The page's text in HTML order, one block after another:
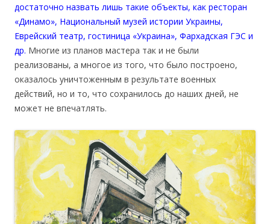
достаточно назвать лишь такие объекты, как ресторан
«Динамо», Национальный музей истории Украины,
Еврейский театр, гостиница «Украина», Фархадская ГЭС и
др. Многие из планов мастера так и не были
реализованы, а многое из того, что было построено,
оказалось уничтоженным в результате военных
действий, но и то, что сохранилось до наших дней, не
может не впечатлять.